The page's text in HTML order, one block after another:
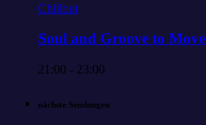
Chillout
Soul and Groove to Move
21:00 - 23:00
nächste Sendungen